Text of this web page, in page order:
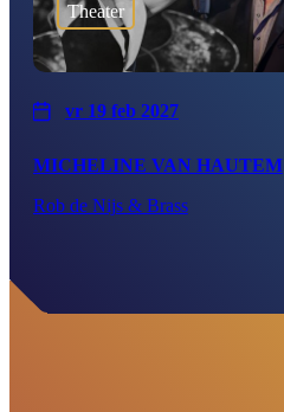
Theater
vr 19 feb 2027
MICHELINE VAN HAUTEM
Rob de Nijs & Brass